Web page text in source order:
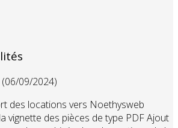
(06/09/2024)
des locations vers Noethysweb
vignette des pièces de type PDF Ajout